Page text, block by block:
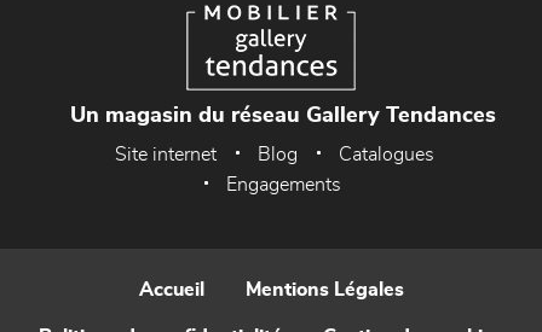
Un magasin du réseau Gallery Tendances
Site internet Blog
Catalogues
Engagements
Accueil Mentions Légales